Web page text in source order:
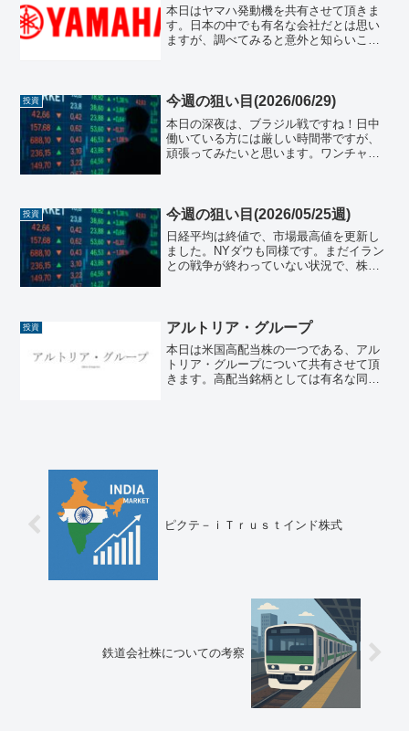
本日はヤマハ発動機を共有させて頂きま
す。日本の中でも有名な会社だとは思い
ますが、調べてみると意外と知らいこと
機株式会社 (Yama...
投資 今週の狙い目(2026/06/29)
本日の深夜は、ブラジル戦ですね！日中
働いている方には厳しい時間帯ですが、
頑張ってみたいと思います。ワンチャン
¥-1,889...
投資 今週の狙い目(2026/05/25週)
日経平均は終値で、市場最高値を更新し
ました。NYダウも同様です。まだイラン
との戦争が終わっていない状況で、株価
るかですかねぇ。。それ...
投資 アルトリア・グループ
本日は米国高配当株の一つである、アル
トリア・グループについて共有させて頂
きます。高配当銘柄としては有名な同社
ピクテ－ｉＴｒｕｓｔインド株式
鉄道会社株についての考察